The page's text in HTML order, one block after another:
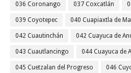
036 Coronango 037 Coxcatlán
039 Coyotepec 040 Cuapiaxtla de
042 Cuautinchán 042 Cuayuca de
043 Cuautlancingo 044 Cuayuca de
045 Cuetzalan del Progreso 046